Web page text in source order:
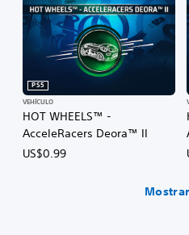
HOT WHEELS™ -
AcceleRacers Deora™ II
PS5
VEHÍCULO
US$0.99